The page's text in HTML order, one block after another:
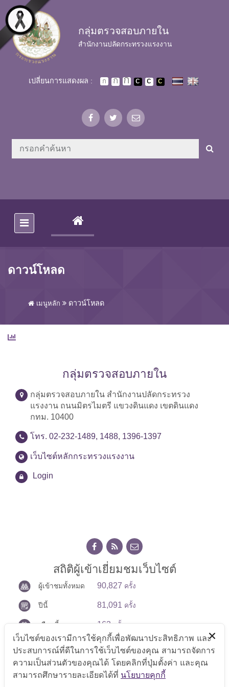
Skip to main content
กลุ่มตรวจสอบภายใน
สำนักงานปลัดกระทรวงแรงงาน
เปลี่ยนการแสดงผล :
(CURRENT)
ดาวน์โหลด
เมนูหลัก ดาวน์โหลด
กลุ่มตรวจสอบภายใน
กลุ่มตรวจสอบภายใน สำนักงานปลัดกระทรวง
แรงงาน ถนนมิตรไมตรี แขวงดินแดง เขตดินแดง
กทม. 10400
โทร. 02-232-1489, 1488, 1396-1397
เว็บไซต์หลักกระทรวงแรงงาน
Login
สถิติผู้เข้าเยี่ยมชมเว็บไซต์
ผู้เข้าชมทั้งหมด 90,827 ครั้ง
ปีนี้ 81,091 ครั้ง
เดือนนี้ 163 ครั้ง
14ครั้ง
เว็บไซต์ของเรามีการใช้คุกกี้เพื่อพัฒนาประสิทธิภาพ และ
ประสบการณ์ที่ดีในการใช้เว็บไซต์ของคุณ สามารถจัดการ
ความเป็นส่วนตัวของคุณได้ โดยคลิกที่ปุ่มตั้งค่า และคุณ
สามารถศึกษารายละเอียดได้ที่ นโยบายคุกกี้